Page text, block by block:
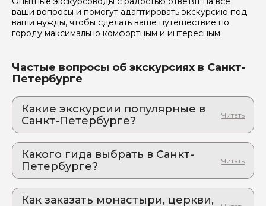
ваши вопросы и помогут адаптировать экскурсию под
ваши нужды, чтобы сделать ваше путешествие по
городу максимально комфортным и интересным.
Частые вопросы об экскурсиях в Санкт-
Петербурге
Какие экскурсии популярные в
Санкт-Петербурге?
Тайны дворянского гнезда. Экскурсия в мир
роскоши и интриг
2. Серебряный век русской культуры
глазами Карла Буллы и Моисея
Наппельбаума
Какого гида выбрать в Санкт-
Петербурге?
2. Анна.Ч 156
Как заказать монастыри, церкви,